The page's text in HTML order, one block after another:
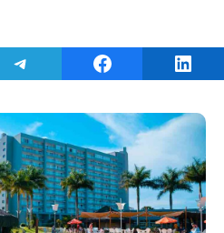
Share on TelegramShare on Facebook